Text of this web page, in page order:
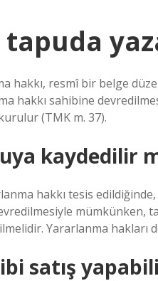
hakkı, resmî bir belge
hakkı sahibine
(TMK m. 37).
kaydedilir
hakkı tesis
mümkünken,
Yararlanma hakları
satış